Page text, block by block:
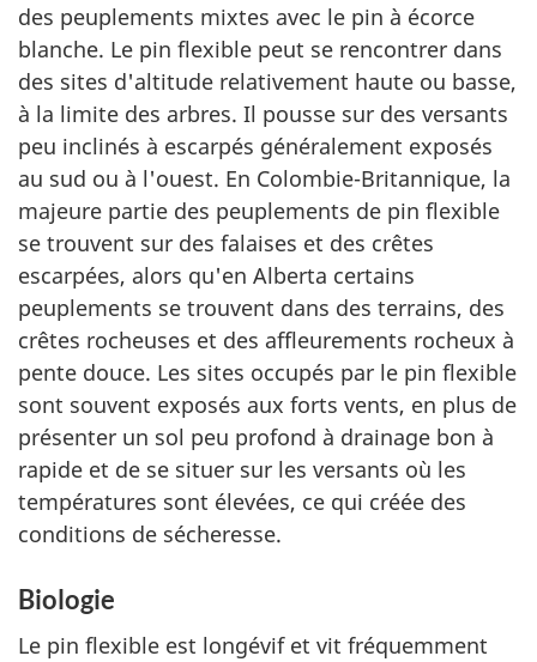
des peuplements mixtes avec le pin à écorce
blanche. Le pin flexible peut se rencontrer dans
des sites d'altitude relativement haute ou basse,
à la limite des arbres. Il pousse sur des versants
peu inclinés à escarpés généralement exposés
au sud ou à l'ouest. En Colombie-Britannique, la
majeure partie des peuplements de pin flexible
se trouvent sur des falaises et des crêtes
escarpées, alors qu'en Alberta certains
peuplements se trouvent dans des terrains, des
crêtes rocheuses et des affleurements rocheux à
pente douce. Les sites occupés par le pin flexible
sont souvent exposés aux forts vents, en plus de
présenter un sol peu profond à drainage bon à
rapide et de se situer sur les versants où les
températures sont élevées, ce qui créée des
conditions de sécheresse.
Biologie
Le pin flexible est longévif et vit fréquemment